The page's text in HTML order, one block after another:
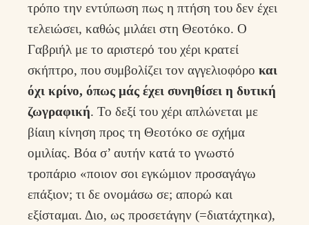
τρόπο την εντύπωση πως η πτήση του δεν έχει
τελειώσει, καθώς μιλάει στη Θεοτόκο. Ο
Γαβριήλ με το αριστερό του χέρι κρατεί
σκήπτρο, που συμβολίζει τον αγγελιοφόρο και
όχι κρίνο, όπως μάς έχει συνηθίσει η δυτική
ζωγραφική. Το δεξί του χέρι απλώνεται με
βίαιη κίνηση προς τη Θεοτόκο σε σχήμα
ομιλίας. Βόα σ’ αυτήν κατά το γνωστό
τροπάριο «ποιον σοι εγκώμιον προσαγάγω
επάξιον; τι δε ονομάσω σε; απορώ και
εξίσταμαι. Διο, ως προσετάγην (=διατάχτηκα),